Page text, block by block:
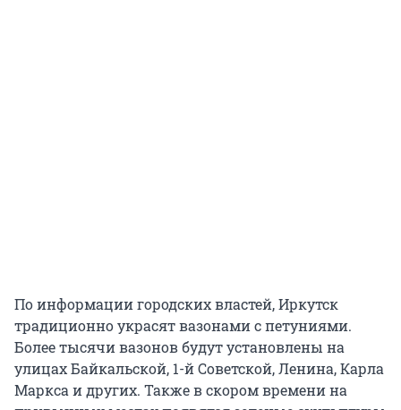
По информации городских властей, Иркутск
традиционно украсят вазонами с петуниями.
Более тысячи вазонов будут установлены на
улицах Байкальской, 1-й Советской, Ленина, Карла
Маркса и других. Также в скором времени на